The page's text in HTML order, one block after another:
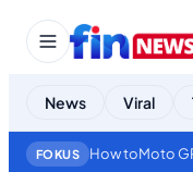
News Viral
FOKUS How toMoto